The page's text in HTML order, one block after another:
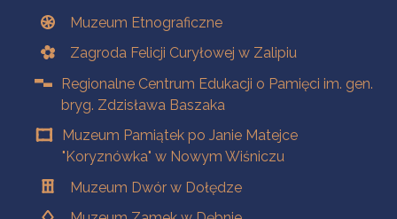
Muzeum Etnograficzne
Zagroda Felicji Curyłowej w Zalipiu
Regionalne Centrum Edukacji o Pamięci im. gen.
bryg. Zdzisława Baszaka
Muzeum Pamiątek po Janie Matejce
"Koryznówka" w Nowym Wiśniczu
Muzeum Dwór w Dołędze